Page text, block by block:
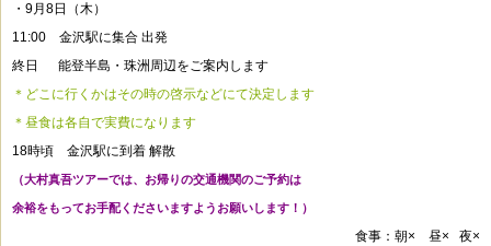
・9月8日（木）
11:00 金沢駅に集合 出発
終日 能登半島・珠洲周辺をご案内します
＊どこに行くかはその時の啓示などにて決定します
＊昼食は各自で実費になります
18時頃 金沢駅に到着 解散
（大村真吾ツアーでは、お帰りの交通機関のご予約は
余裕をもってお手配くださいますようお願いします！）
食事：朝× 昼× 夜×